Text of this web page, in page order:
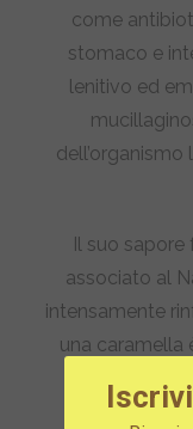
come
stomaco e
lenitivo ed
Il suo
associato al
intensamente
una caramella